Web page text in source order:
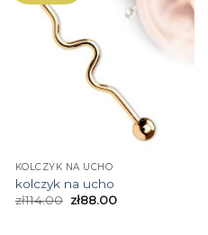
KOLCZYK NA UCHO
kolczyk na ucho
zł114.00 zł88.00